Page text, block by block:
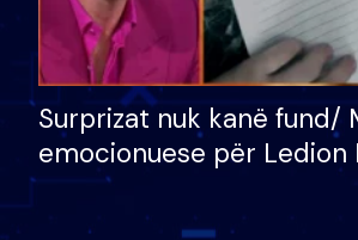
Surprizat nuk kanë fund/
emocionuese për Ledion
nëna dhe fëmijët e tij,
nuk i mban dot lotët: Nuk